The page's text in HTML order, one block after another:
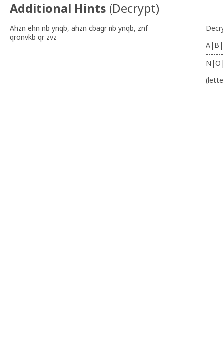
Additional Hints (Decrypt)
Ahzn ehn nb ynqb, ahzn cbagr nb ynqb, znf
qronvkb qr zvz